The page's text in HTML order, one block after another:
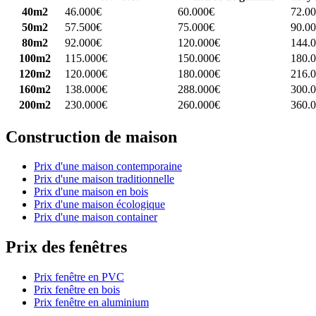
40m2
46.000€ 60.000€
50m2
57.500€ 75.000€
80m2
92.000€ 120.000€
100m2
115.000€ 150.000€
120m2
120.000€ 180.000€
160m2
138.000€ 288.000€
200m2
230.000€ 260.000€
Construction de maison
Prix d'une maison contemporaine
Prix d'une maison traditionnelle
Prix d'une maison en bois
Prix d'une maison écologique
Prix d'une maison container
Prix des fenêtres
Prix fenêtre en PVC
Prix fenêtre en bois
Prix fenêtre en aluminium